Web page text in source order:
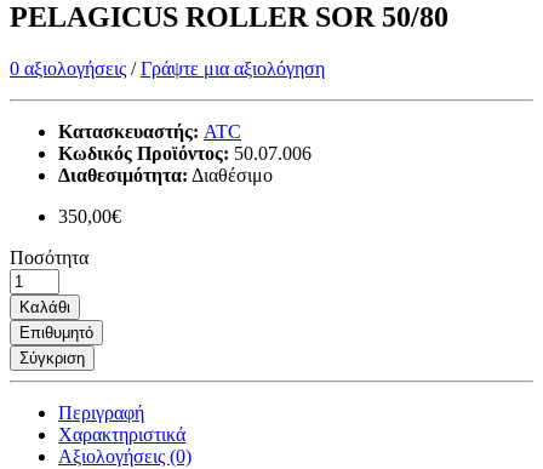
PELAGICUS ROLLER SOR 50/80
0 αξιολογήσεις /Γράψτε μια αξιολόγηση
Κατασκευαστής: ATC
Κωδικός Προϊόντος: 50.07.006
Διαθεσιμότητα: Διαθέσιμο
350,00€
Ποσότητα
Καλάθι
Επιθυμητό
Σύγκριση
Περιγραφή
Χαρακτηριστικά
Αξιολογήσεις (0)